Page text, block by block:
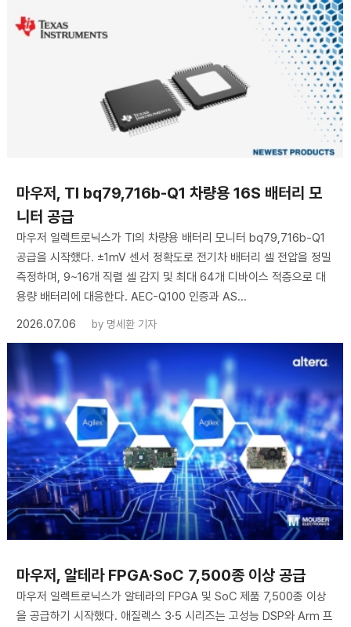
마우저, TI bq79,716b-Q1 차량용 16S 배터리 모
니터 공급
마우저 일렉트로닉스가 TI의 차량용 배터리 모니터 bq79,716b-Q1
공급을 시작했다. ±1mV 센서 정확도로 전기차 배터리 셀 전압을 정밀
측정하며, 9~16개 직렬 셀 감지 및 최대 64개 디바이스 적층으로 대
용량 배터리에 대응한다. AEC-Q100 인증과 AS...
2026.07.06
by 명세환 기자
마우저, 알테라 FPGA·SoC 7,500종 이상 공급
마우저 일렉트로닉스가 알테라의 FPGA 및 SoC 제품 7,500종 이상
을 공급하기 시작했다. 애질렉스 3·5 시리즈는 고성능 DSP와 Arm 프